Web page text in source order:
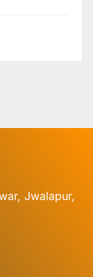
Jwalapur,